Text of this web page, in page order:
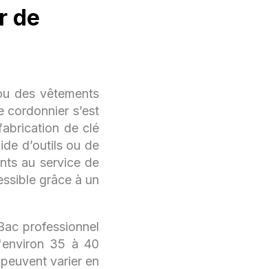
de
des vêtements
cordonnier s’est
de clé
d’outils ou de
au service de
grâce à un
professionnel
35 à 40
varier en